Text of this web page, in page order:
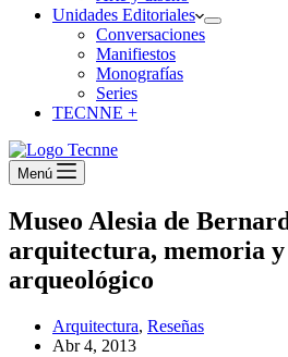
Unidades Editoriales
Conversaciones
Manifiestos
Monografías
Series
TECNNE +
Menú
Museo Alesia de
arquitectura, memoria y
arqueológico
Arquitectura, Reseñas
Abr 4, 2013